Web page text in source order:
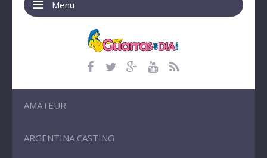
Menu
AMATEUR
ARGENTINA CASTING